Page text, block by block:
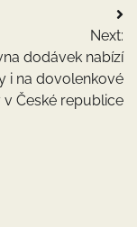
Next:
dodávek nabízí
i na dovolenkové
České republice